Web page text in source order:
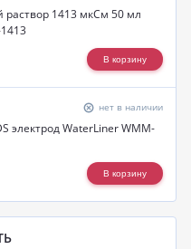
раствор 1413 мкСм 50 мл
нет в наличии
электрод WaterLiner WMM-